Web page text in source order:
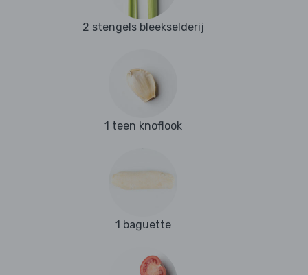
2 stengels bleekselderij
1 teen knoflook
1 baguette